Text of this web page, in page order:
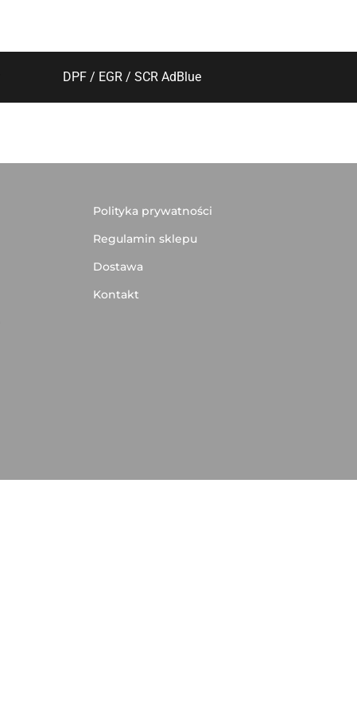
DPF / EGR / SCR AdBlue
Polityka prywatności
Regulamin sklepu
Dostawa
Kontakt